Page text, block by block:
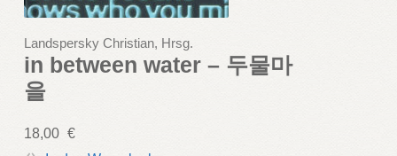
Landspersky Christian, Hrsg.
in between water – 두물마
을
18,00 €